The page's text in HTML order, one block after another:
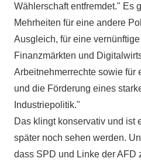
Wählerschaft entfremdet." Es
Mehrheiten für eine andere
Ausgleich, für eine
Finanzmärkten und
Arbeitnehmerrechte sowie für
und die Förderung eines
Industriepolitik."
Das klingt konservativ und ist
später noch sehen werden.
dass SPD und Linke der AFD